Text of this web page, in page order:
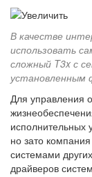
В качестве
использовать
сложный T3x с
установленным
Для управления
исполнительных
но зато
системами
драйверов